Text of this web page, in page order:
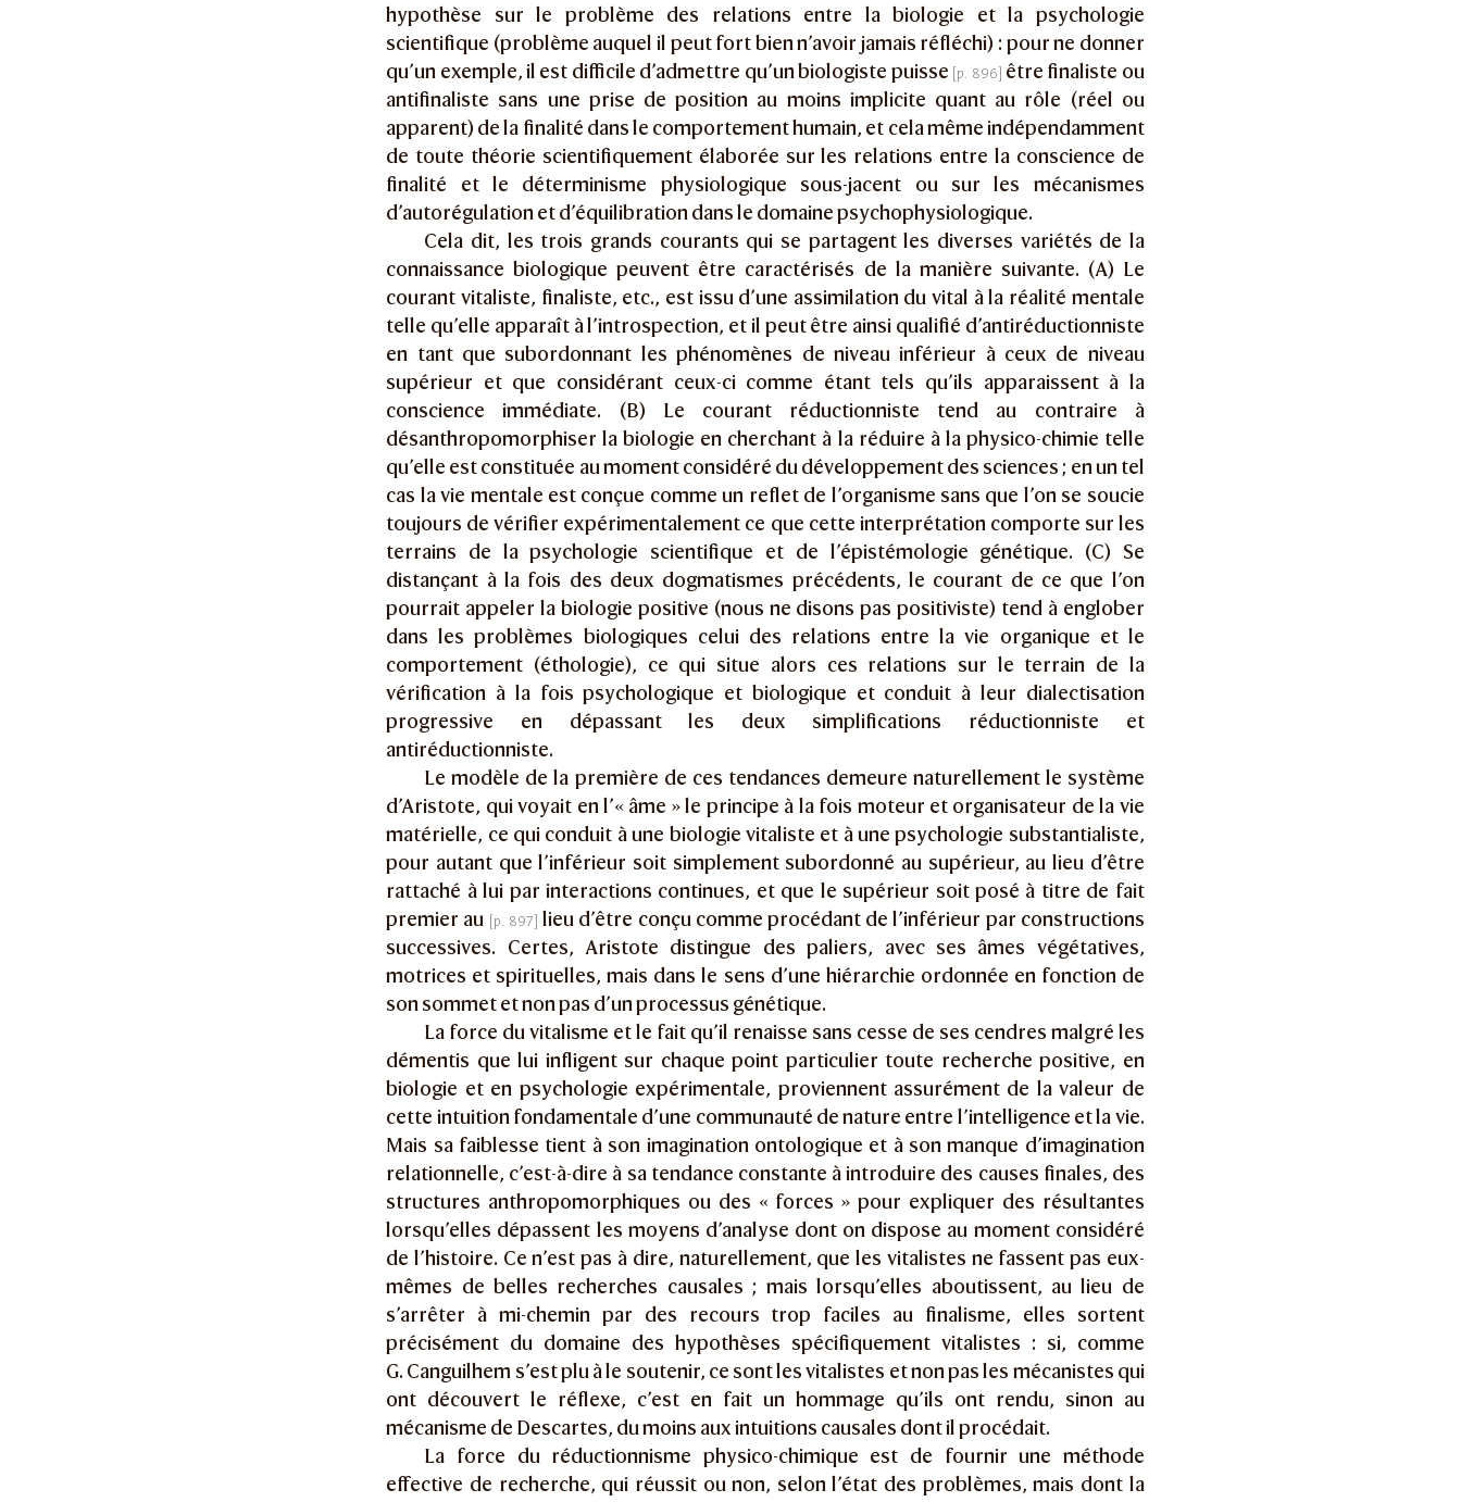
hypothèse sur le problème des relations entre la biologie et la psychologie
scientifique (problème auquel il peut fort bien n’avoir jamais réfléchi) : pour ne donner
qu’un exemple, il est difficile d’admettre qu’un biologiste puisse
être finaliste ou
antifinaliste sans une prise de position au moins implicite quant au rôle (réel ou
apparent) de la finalité dans le comportement humain, et cela même indépendamment
de toute théorie scientifiquement élaborée sur les relations entre la conscience de
finalité et le déterminisme physiologique sous-jacent ou sur les mécanismes
d’autorégulation et d’équilibration dans le domaine psychophysiologique.
Cela dit, les trois grands courants qui se partagent les diverses variétés de la
connaissance biologique peuvent être caractérisés de la manière suivante. (A) Le
courant vitaliste, finaliste, etc., est issu d’une assimilation du vital à la réalité mentale
telle qu’elle apparaît à l’introspection, et il peut être ainsi qualifié d’antiréductionniste
en tant que subordonnant les phénomènes de niveau inférieur à ceux de niveau
supérieur et que considérant ceux-ci comme étant tels qu’ils apparaissent à la
conscience immédiate. (B) Le courant réductionniste tend au contraire à
désanthropomorphiser la biologie en cherchant à la réduire à la physico-chimie telle
qu’elle est constituée au moment considéré du développement des sciences ; en un tel
cas la vie mentale est conçue comme un reflet de l’organisme sans que l’on se soucie
toujours de vérifier expérimentalement ce que cette interprétation comporte sur les
terrains de la psychologie scientifique et de l’épistémologie génétique. (C) Se
distançant à la fois des deux dogmatismes précédents, le courant de ce que l’on
pourrait appeler la biologie positive (nous ne disons pas positiviste) tend à englober
dans les problèmes biologiques celui des relations entre la vie organique et le
comportement (éthologie), ce qui situe alors ces relations sur le terrain de la
vérification à la fois psychologique et biologique et conduit à leur dialectisation
progressive en dépassant les deux simplifications réductionniste et
antiréductionniste.
Le modèle de la première de ces tendances demeure naturellement le système
d’Aristote, qui voyait en l’« âme » le principe à la fois moteur et organisateur de la vie
matérielle, ce qui conduit à une biologie vitaliste et à une psychologie substantialiste,
pour autant que l’inférieur soit simplement subordonné au supérieur, au lieu d’être
rattaché à lui par interactions continues, et que le supérieur soit posé à titre de fait
premier au
lieu d’être conçu comme procédant de l’inférieur par constructions
successives. Certes, Aristote distingue des paliers, avec ses âmes végétatives,
motrices et spirituelles, mais dans le sens d’une hiérarchie ordonnée en fonction de
son sommet et non pas d’un processus génétique.
La force du vitalisme et le fait qu’il renaisse sans cesse de ses cendres malgré les
démentis que lui infligent sur chaque point particulier toute recherche positive, en
biologie et en psychologie expérimentale, proviennent assurément de la valeur de
cette intuition fondamentale d’une communauté de nature entre l’intelligence et la vie.
Mais sa faiblesse tient à son imagination ontologique et à son manque d’imagination
relationnelle, c’est-à-dire à sa tendance constante à introduire des causes finales, des
structures anthropomorphiques ou des « forces » pour expliquer des résultantes
lorsqu’elles dépassent les moyens d’analyse dont on dispose au moment considéré
de l’histoire. Ce n’est pas à dire, naturellement, que les vitalistes ne fassent pas eux-
mêmes de belles recherches causales ; mais lorsqu’elles aboutissent, au lieu de
s’arrêter à mi-chemin par des recours trop faciles au finalisme, elles sortent
précisément du domaine des hypothèses spécifiquement vitalistes : si, comme
G. Canguilhem s’est plu à le soutenir, ce sont les vitalistes et non pas les mécanistes qui
ont découvert le réflexe, c’est en fait un hommage qu’ils ont rendu, sinon au
mécanisme de Descartes, du moins aux intuitions causales dont il procédait.
La force du réductionnisme physico-chimique est de fournir une méthode
effective de recherche, qui réussit ou non, selon l’état des problèmes, mais dont la